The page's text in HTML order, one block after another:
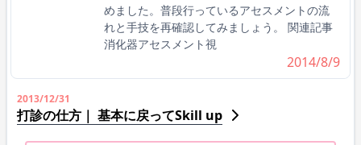
めました。普段行っているアセスメントの流
れと手技を再確認してみましょう。 関連記事
消化器アセスメント視
2014/8/9
2013/12/31
打診の仕方｜ 基本に戻ってSkill up